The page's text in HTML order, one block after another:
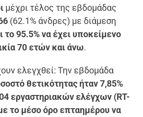
μέχρι τέλος της εβδομάδας
(62.1% άνδρες) με διάμεση
το 95.5% να έχει υποκείμενο
70 ετών και άνω.
ελεγχθεί: Την εβδομάδα
θετικότητας ήταν 7,85%
εργαστηριακών ελέγχων (RT-
το μέσο όρο επταημέρου να